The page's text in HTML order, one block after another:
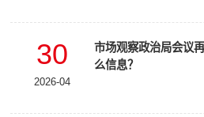
30
2026-04
市场观察政治局会议
么信息？